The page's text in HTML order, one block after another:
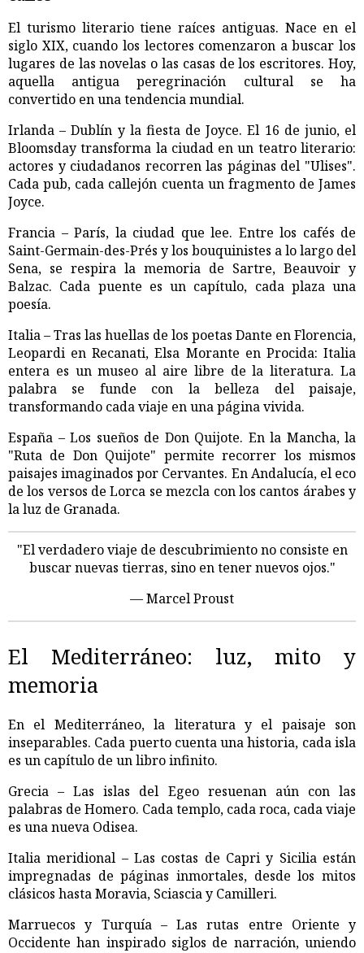
El turismo literario tiene raíces antiguas. Nace en el
siglo XIX, cuando los lectores comenzaron a buscar los
lugares de las novelas o las casas de los escritores. Hoy,
aquella antigua peregrinación cultural se ha
convertido en una tendencia mundial.
Irlanda – Dublín y la fiesta de Joyce. El 16 de junio, el
Bloomsday transforma la ciudad en un teatro literario:
actores y ciudadanos recorren las páginas del "Ulises".
Cada pub, cada callejón cuenta un fragmento de James
Joyce.
Francia – París, la ciudad que lee. Entre los cafés de
Saint-Germain-des-Prés y los bouquinistes a lo largo del
Sena, se respira la memoria de Sartre, Beauvoir y
Balzac. Cada puente es un capítulo, cada plaza una
poesía.
Italia – Tras las huellas de los poetas Dante en Florencia,
Leopardi en Recanati, Elsa Morante en Procida: Italia
entera es un museo al aire libre de la literatura. La
palabra se funde con la belleza del paisaje,
transformando cada viaje en una página vivida.
España – Los sueños de Don Quijote. En la Mancha, la
"Ruta de Don Quijote" permite recorrer los mismos
paisajes imaginados por Cervantes. En Andalucía, el eco
de los versos de Lorca se mezcla con los cantos árabes y
la luz de Granada.
"El verdadero viaje de descubrimiento no consiste en
buscar nuevas tierras, sino en tener nuevos ojos."
— Marcel Proust
El Mediterráneo: luz, mito y
memoria
En el Mediterráneo, la literatura y el paisaje son
inseparables. Cada puerto cuenta una historia, cada isla
es un capítulo de un libro infinito.
Grecia – Las islas del Egeo resuenan aún con las
palabras de Homero. Cada templo, cada roca, cada viaje
es una nueva Odisea.
Italia meridional – Las costas de Capri y Sicilia están
impregnadas de páginas inmortales, desde los mitos
clásicos hasta Moravia, Sciascia y Camilleri.
Marruecos y Turquía – Las rutas entre Oriente y
Occidente han inspirado siglos de narración, uniendo